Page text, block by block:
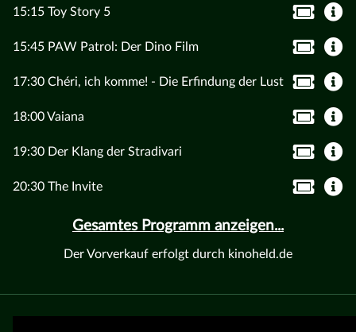
15:15 Toy Story 5
15:45 PAW Patrol: Der Dino Film
17:30 Chéri, ich komme! - Die Erfindung der Lust
18:00 Vaiana
19:30 Der Klang der Stradivari
20:30 The Invite
Gesamtes Programm anzeigen...
Der Vorverkauf erfolgt durch kinoheld.de